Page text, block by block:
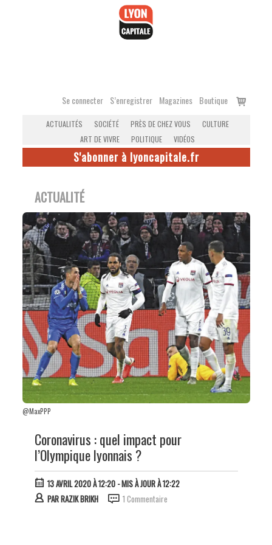
Se connecter S’enregistrer Magazines Boutique
Voir
ACTUALITÉS SOCIÉTÉ PRÈS DE CHEZ VOUS
CULTURE
ART DE VIVRE
POLITIQUE VIDÉOS
S'abonner à lyoncapitale.fr
ACTUALITÉ
@MaxPPP
Coronavirus : quel impact pour
l’Olympique lyonnais ?
13 AVRIL 2020 À 12:20- MIS À JOUR À 12:22
PARRAZIK BRIKH 1 Commentaire